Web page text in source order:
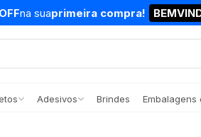
na suaprimeira compra!
Adesivos Brindes Embalagens